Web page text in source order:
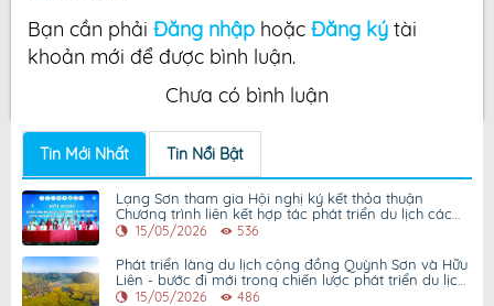
Bạn cần phải Đăng nhập hoặc Đăng ký tài
khoản mới để được bình luận.
Chưa có bình luận
Tin Mới Nhất Tin Nổi Bật
Lạng Sơn tham gia Hội nghị ký kết thỏa thuận
Chương trình liên kết hợp tác phát triển du lịch các
tỉnh Tây Bắc mở rộng và Thành phố Hồ Chí Minh giai
15/05/2026 536
Phát triển làng du lịch cộng đồng Quỳnh Sơn và Hữu
Liên - bước đi mới trong chiến lược phát triển du lịch
Lạng Sơn giai đoạn 2026 - 2030
15/05/2026 486